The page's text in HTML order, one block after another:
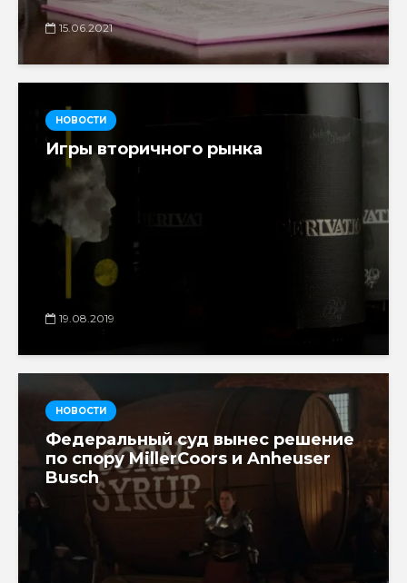
15.06.2021
НОВОСТИ
Игры вторичного рынка
19.08.2019
НОВОСТИ
Федеральный суд вынес решение
по спору MillerCoors и Anheuser
Busch